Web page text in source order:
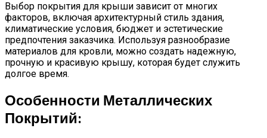
Выбор покрытия для крыши зависит от многих
факторов, включая архитектурный стиль здания,
климатические условия, бюджет и эстетические
предпочтения заказчика. Используя разнообразие
материалов для кровли, можно создать надежную,
прочную и красивую крышу, которая будет служить
долгое время.
Особенности Металлических
Покрытий: